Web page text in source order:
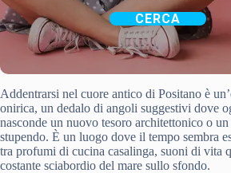
CERCA
Addentrarsi nel cuore antico di Positano è
onirica, un dedalo di angoli suggestivi dove
nasconde un nuovo tesoro architettonico o
stupendo. È un luogo dove il tempo sembra
tra profumi di cucina casalinga, suoni di vita
costante sciabordio del mare sullo sfondo.